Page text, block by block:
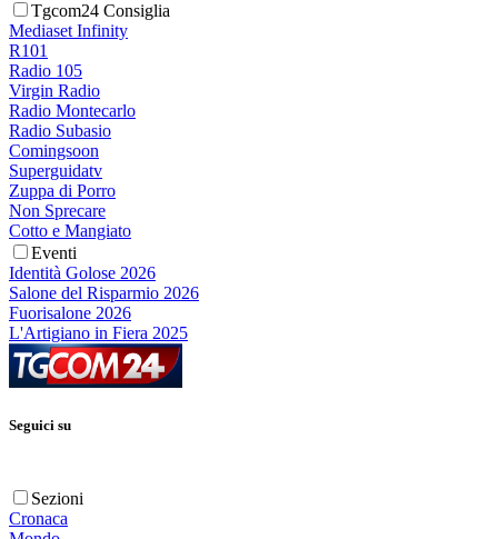
Tgcom24 Consiglia
Mediaset Infinity
R101
Radio 105
Virgin Radio
Radio Montecarlo
Radio Subasio
Comingsoon
Superguidatv
Zuppa di Porro
Non Sprecare
Cotto e Mangiato
Eventi
Identità Golose 2026
Salone del Risparmio 2026
Fuorisalone 2026
L'Artigiano in Fiera 2025
Seguici su
Sezioni
Cronaca